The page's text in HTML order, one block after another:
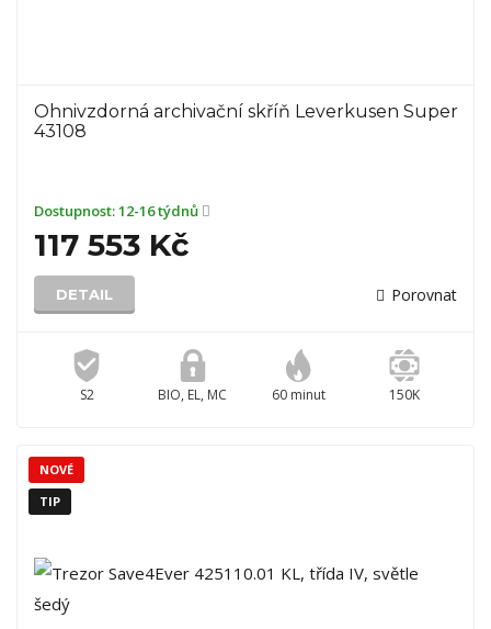
Ohnivzdorná archivační skříň Leverkusen Super
43108
Dostupnost:12-16 týdnů
117 553 Kč
DETAIL Porovnat
S2 BIO, EL, MC 60 minut 150K
NOVÉ
TIP